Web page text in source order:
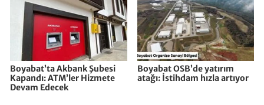
Boyabat’ta Akbank Şubesi
Kapandı: ATM’ler Hizmete
Devam Edecek
Boyabat OSB’de yatırım
atağı: İstihdam hızla artıyor